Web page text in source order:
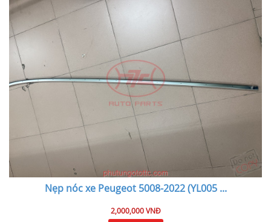
Nẹp nóc xe Peugeot 5008-2022 (YL005...
2,000,000 VNĐ